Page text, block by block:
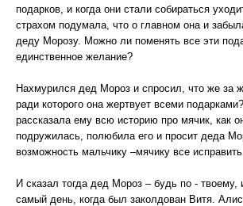
подарков, и когда они стали собираться
страхом подумала, что о главном она и
деду Морозу. Можно ли поменять все эти
единственное желание?
Нахмурился дед Мороз и спросил, что же за
ради которого она жертвует всеми
рассказала ему всю историю про мячик, как
подружилась, полюбила его и просит деда
возможность мальчику –мячику все
И сказал тогда дед Мороз – будь по - твоему,
самый день, когда был заколдован Витя.